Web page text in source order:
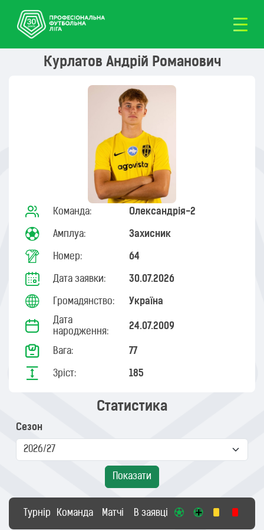
Курлатов Андрій Романович
Команда: Олександрія-2
Амплуа: Захисник
Номер: 64
Дата заявки: 30.07.2026
Громадянство: Україна
Дата
народження:
24.07.2009
Вага: 77
Зріст: 185
Статистика
Сезон
Показати
Турнір Команда Матчі В заявці